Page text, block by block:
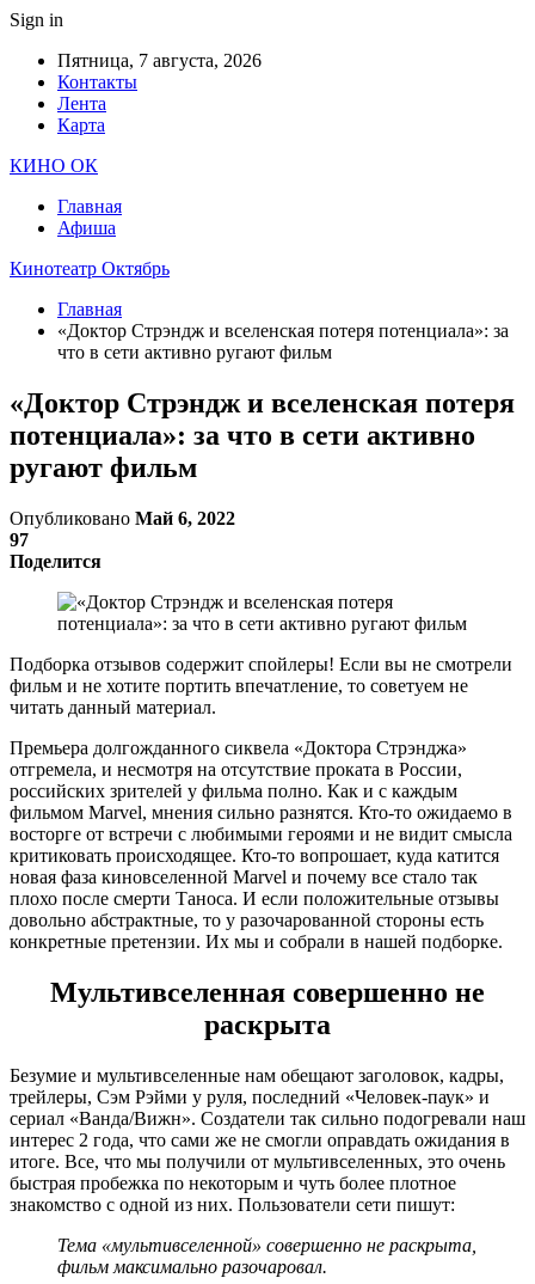
Sign in
Пятница, 7 августа, 2026
Контакты
Лента
Карта
КИНО ОК
Главная
Афиша
Кинотеатр Октябрь
Главная
«Доктор Стрэндж и вселенская потеря потенциала»: за
что в сети активно ругают фильм
«Доктор Стрэндж и вселенская потеря
потенциала»: за что в сети активно
ругают фильм
Опубликовано Май 6, 2022
97
Поделится
Подборка отзывов содержит спойлеры! Если вы не смотрели
фильм и не хотите портить впечатление, то советуем не
читать данный материал.
Премьера долгожданного сиквела «Доктора Стрэнджа»
отгремела, и несмотря на отсутствие проката в России,
российских зрителей у фильма полно. Как и с каждым
фильмом Marvel, мнения сильно разнятся. Кто-то ожидаемо в
восторге от встречи с любимыми героями и не видит смысла
критиковать происходящее. Кто-то вопрошает, куда катится
новая фаза киновселенной Marvel и почему все стало так
плохо после смерти Таноса. И если положительные отзывы
довольно абстрактные, то у разочарованной стороны есть
конкретные претензии. Их мы и собрали в нашей подборке.
Мультивселенная совершенно не
раскрыта
Безумие и мультивселенные нам обещают заголовок, кадры,
трейлеры, Сэм Рэйми у руля, последний «Человек-паук» и
сериал «Ванда/Вижн». Создатели так сильно подогревали наш
интерес 2 года, что сами же не смогли оправдать ожидания в
итоге. Все, что мы получили от мультивселенных, это очень
быстрая пробежка по некоторым и чуть более плотное
знакомство с одной из них. Пользователи сети пишут:
Тема «мультивселенной» совершенно не раскрыта,
фильм максимально разочаровал.